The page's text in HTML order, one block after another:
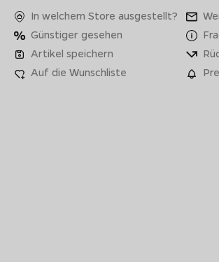
In welchem Store ausgestellt?
Günstiger gesehen
Artikel speichern
Auf die Wunschliste